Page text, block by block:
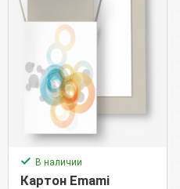
В наличии
Картон Emami